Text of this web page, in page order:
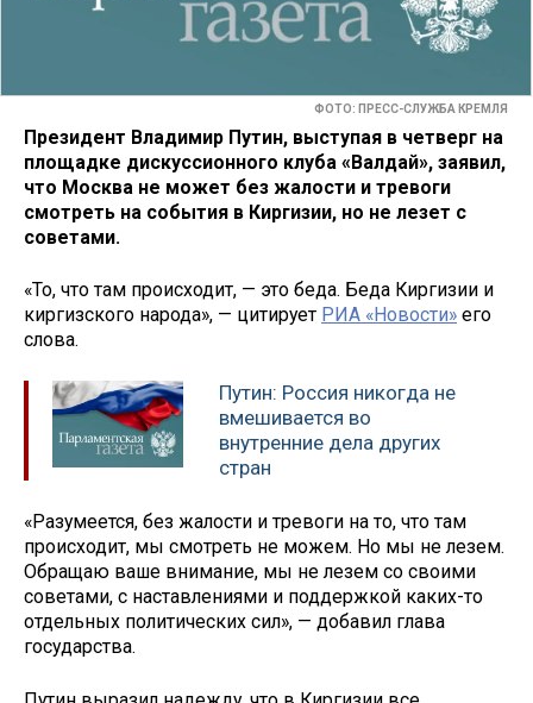
ФОТО: ПРЕСС-СЛУЖБА КРЕМЛЯ
Президент Владимир Путин, выступая в четверг на
площадке дискуссионного клуба «Валдай», заявил,
что Москва не может без жалости и тревоги
смотреть на события в Киргизии, но не лезет с
советами.
«То, что там происходит, — это беда. Беда Киргизии и
киргизского народа», — цитирует РИА «Новости» его
слова.
Путин: Россия никогда не
вмешивается во
внутренние дела других
стран
«Разумеется, без жалости и тревоги на то, что там
происходит, мы смотреть не можем. Но мы не лезем.
Обращаю ваше внимание, мы не лезем со своими
советами, с наставлениями и поддержкой каких-то
отдельных политических сил», — добавил глава
государства.